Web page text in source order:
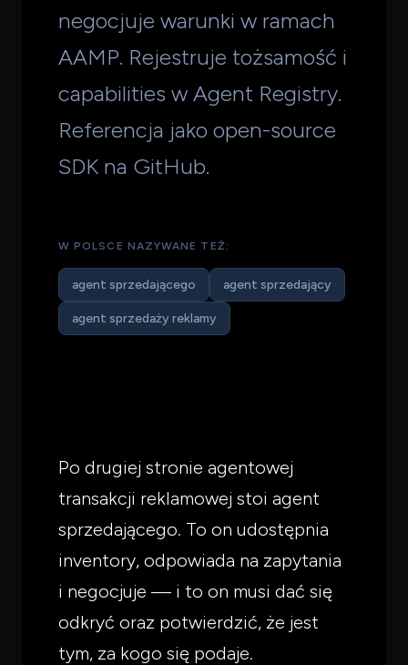
negocjuje warunki w ramach
AAMP. Rejestruje tożsamość i
capabilities w Agent Registry.
Referencja jako open-source
SDK na GitHub.
W POLSCE NAZYWANE TEŻ:
agent sprzedającego agent sprzedający
agent sprzedaży reklamy
Po drugiej stronie agentowej
transakcji reklamowej stoi agent
sprzedającego. To on udostępnia
inventory, odpowiada na zapytania
i negocjuje — i to on musi dać się
odkryć oraz potwierdzić, że jest
tym, za kogo się podaje.